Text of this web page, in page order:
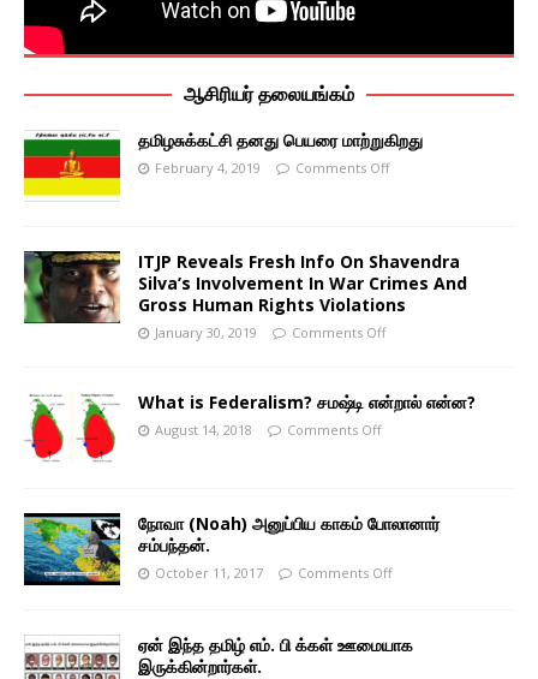
ஆசிரியர் தலையங்கம்
தமிழசுக்கட்சி தனது பெயரை மாற்றுகிறது
February 4, 2019 Comments Off
ITJP Reveals Fresh Info On Shavendra
Silva’s Involvement In War Crimes And
Gross Human Rights Violations
January 30, 2019 Comments Off
What is Federalism? சமஷ்டி என்றால் என்ன?
August 14, 2018 Comments Off
நோவா (Noah) அனுப்பிய காகம் போலானார்
சம்பந்தன்.
October 11, 2017 Comments Off
ஏன் இந்த தமிழ் எம். பி க்கள் ஊமையாக
இருக்கின்றார்கள்.